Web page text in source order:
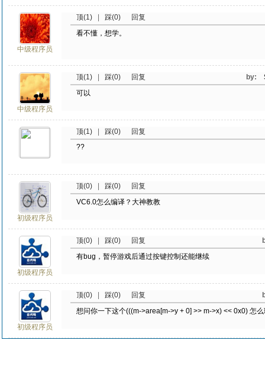
中级程序员
顶(1) 踩(0)
回复
看不懂，想学。
中级程序员
by:
顶(1) 踩(0)
回复
可以
顶(1) 踩(0)
回复
??
初级程序员
顶(0) 踩(0)
回复
VC6.0怎么编译？大神教教
初级程序员
顶(0) 踩(0)
回复
有bug，暂停游戏后通过按键控制还能继续
初级程序员
顶(0) 踩(0)
回复
想问你一下这个(((m->area[m->y + 0] >> m->x) << 0x0) 怎